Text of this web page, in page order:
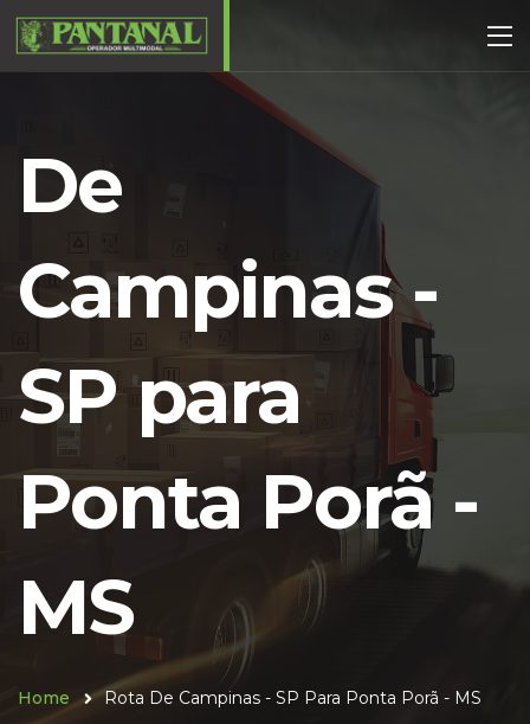
De
Campinas -
SP para
Ponta Porã -
MS
Home Rota De Campinas - SP Para Ponta Porã - MS